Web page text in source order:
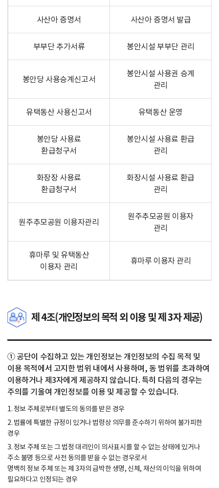
사산아 증명서 사산아 증명서 발급
부부단 추가서류 봉안시설 부부단 관리
봉안당 사용승계신고서
봉안시설 사용권 승계
관리
유택동산 사용신고서 유택동산 운영
봉안당 사용료
환급청구서
봉안시설 사용료 환급
관리
화장장 사용료
환급청구서
화장시설 사용료 환급
관리
원주추모공원 이용자관리
원주추모공원 이용자
관리
휴마루 및 유택동산
이용자 관리
휴마루 이용자 관리
제 4조(개인정보의 목적 외 이용 및 제 3자 제공)
① 공단이 수집하고 있는 개인정보는 개인정보의 수집 목적 및
이용 목적에서 고지한 범위 내에서 사용하며, 동 범위를 초과하여
이용하거나 제3자에게 제공하지 않습니다. 특히 다음의 경우는
주의를 기울여 개인정보를 이용 및 제공할 수 있습니다.
1. 정보 주체로부터 별도의 동의를 받은 경우
2. 법률에 특별한 규정이 있거나 법령상 의무를 준수하기 위하여 불가피한
경우
3. 정보 주체 또는 그 법정 대리인이 의사표시를 할 수 없는 상태에 있거나
주소 불명 등으로 사전 동의를 받을 수 없는 경우로서
명백히 정보 주체 또는 제 3자의 급박한 생명, 신체, 재산의 이익을 위하여
필요하다고 인정되는 경우